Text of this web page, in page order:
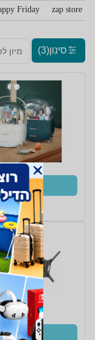
zap store
Friday
סינון(3) מיון